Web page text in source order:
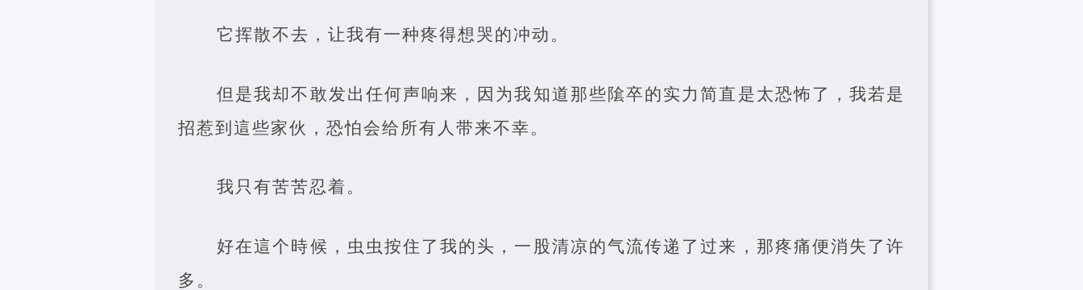
它挥散不去，让我有一种疼得想哭的冲动。
但是我却不敢发出任何声响来，因为我知道那些隂卒的实力简直是太恐怖了，我若是
招惹到這些家伙，恐怕会给所有人带来不幸。
我只有苦苦忍着。
好在這个時候，虫虫按住了我的头，一股清凉的气流传递了过来，那疼痛便消失了许
多。